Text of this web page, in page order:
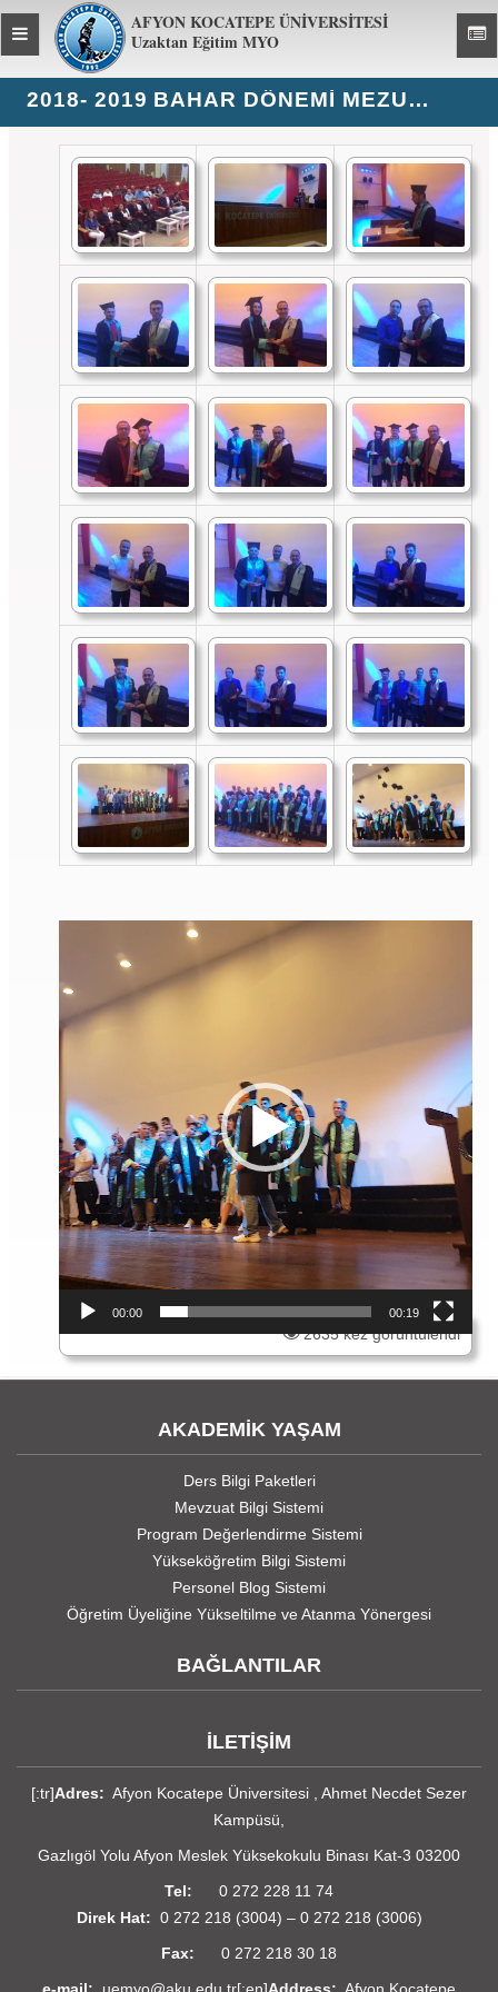
AFYON KOCATEPE ÜNİVERSİTESİ
Uzaktan Eğitim MYO
Toggle
global
navigation
2018- 2019 BAHAR DÖNEMI MEZUNIYET FOTOĞRAFLARI
00:00 00:19
2635 kez görüntülendi
AKADEMİK YAŞAM
Ders Bilgi Paketleri
Mevzuat Bilgi Sistemi
Program Değerlendirme Sistemi
Yükseköğretim Bilgi Sistemi
Personel Blog Sistemi
Öğretim Üyeliğine Yükseltilme ve Atanma Yönergesi
BAĞLANTILAR
İLETİŞİM
[:tr]Adres: Afyon Kocatepe Üniversitesi , Ahmet Necdet Sezer
Kampüsü,
Gazlıgöl Yolu Afyon Meslek Yüksekokulu Binası Kat-3 03200
Tel: 0 272 228 11 74
Direk Hat: 0 272 218 (3004) – 0 272 218 (3006)
Fax: 0 272 218 30 18